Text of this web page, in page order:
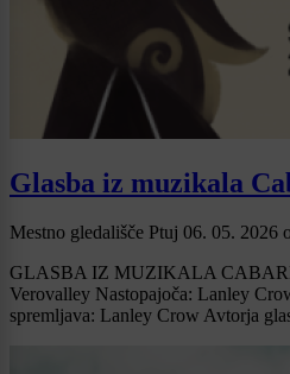
Glasba iz muzikala
Mestno gledališče Ptuj 06. 05. 2026
GLASBA IZ MUZIKALA
Verovalley Nastopajoča: Lanley
spremljava: Lanley Crow Avtorja